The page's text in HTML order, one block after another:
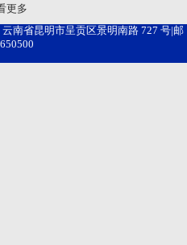
更多
南省昆明市呈贡区景明南路 727 号|邮